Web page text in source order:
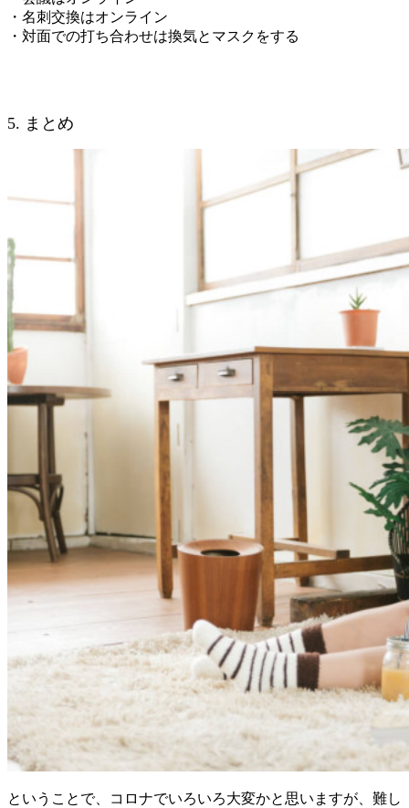
・名刺交換はオンライン
・対面での打ち合わせは換気とマスクをする
5. まとめ
ということで、コロナでいろいろ大変かと思いますが、難し